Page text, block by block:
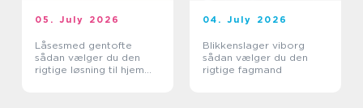
05. July 2026
Låsesmed gentofte
sådan vælger du den
rigtige løsning til hjem
04. July 2026
Blikkenslager viborg
sådan vælger du den
rigtige fagmand